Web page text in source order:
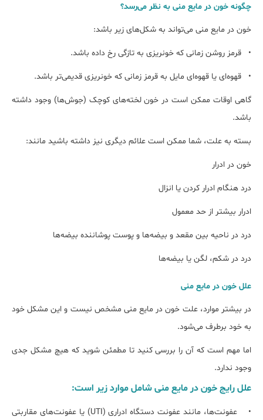
چگونه خون در مایع منی به نظر می‌رسد؟
خون در مایع منی می‌تواند به شکل‌های زیر باشد:
• قرمز روشن زمانی که خونریزی به تازگی رخ داده باشد.
• قهوه‌ای یا قهوه‌ای مایل به قرمز زمانی که خونریزی قدیمی‌تر باشد.
گاهی اوقات ممکن است در خون لخته‌های کوچک (جوش‌ها) وجود داشته
باشد.
بسته به علت، شما ممکن است علائم دیگری نیز داشته باشید مانند:
خون در ادرار
درد هنگام ادرار کردن یا انزال
ادرار بیشتر از حد معمول
درد در ناحیه بین مقعد و بیضه‌ها و پوست پوشاننده بیضه‌ها
درد در شکم، لگن یا بیضه‌ها
علل خون در مایع منی
در بیشتر موارد، علت خون در مایع منی مشخص نیست و این مشکل خود
به خود برطرف می‌شود.
اما مهم است که آن را بررسی کنید تا مطمئن شوید که هیچ مشکل جدی
وجود ندارد.
علل رایج خون در مایع منی شامل موارد زیر است:
• عفونت‌ها، مانند عفونت دستگاه ادراری (UTI) یا عفونت‌های مقاربتی